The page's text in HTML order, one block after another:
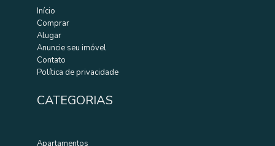
Início
Comprar
Alugar
Anuncie seu imóvel
Contato
Política de privacidade
CATEGORIAS
Apartamentos